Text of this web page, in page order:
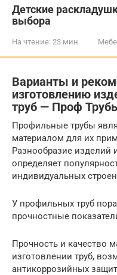
Детские
выбора
На чтение: 23 мин
Варианты и
изготовлению
труб — Проф
Профильные трубы
материалом для их
Разнообразие изделий
определяет
индивидуальных
У профильных труб
прочностные
Прочность и качество
изготовлении труб,
антикоррозийных